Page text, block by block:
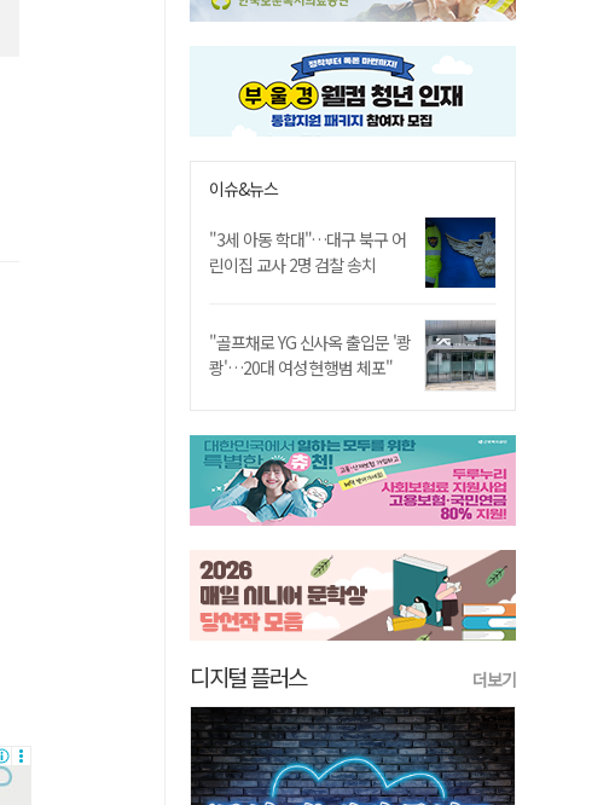
이슈&뉴스
"3세 아동 학대"…대구 북구 어
린이집 교사 2명 검찰 송치
"골프채로 YG 신사옥 출입문 '쾅
쾅'…20대 여성 현행범 체포"
디지털 플러스 더보기